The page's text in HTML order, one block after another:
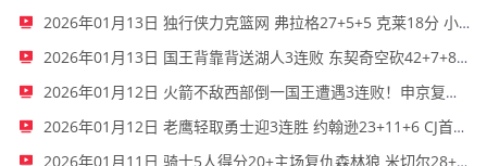
2026年01月13日 独行侠力克篮网 弗拉格27+5+5 克莱18分 小波特28+9
2026年01月13日 国王背靠背送湖人3连败 东契奇空砍42+7+8+4断 威少22+5+7
2026年01月12日 火箭不敌西部倒一国王遭遇3连败！申京复出19+9 阿门31+13+6
2026年01月12日 老鹰轻取勇士迎3连胜 约翰逊23+11+6 CJ首秀12分 库里31+5
2026年01月11日 骑士5人得分20+主场复仇森林狼 米切尔28+8 爱德华兹25+5